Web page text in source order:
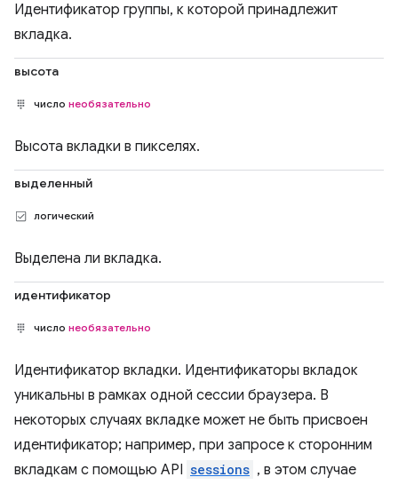
Идентификатор группы, к которой принадлежит
вкладка.
высота
число необязательно
Высота вкладки в пикселях.
выделенный
логический
Выделена ли вкладка.
идентификатор
число необязательно
Идентификатор вкладки. Идентификаторы вкладок
уникальны в рамках одной сессии браузера. В
некоторых случаях вкладке может не быть присвоен
идентификатор; например, при запросе к сторонним
вкладкам с помощью API sessions , в этом случае